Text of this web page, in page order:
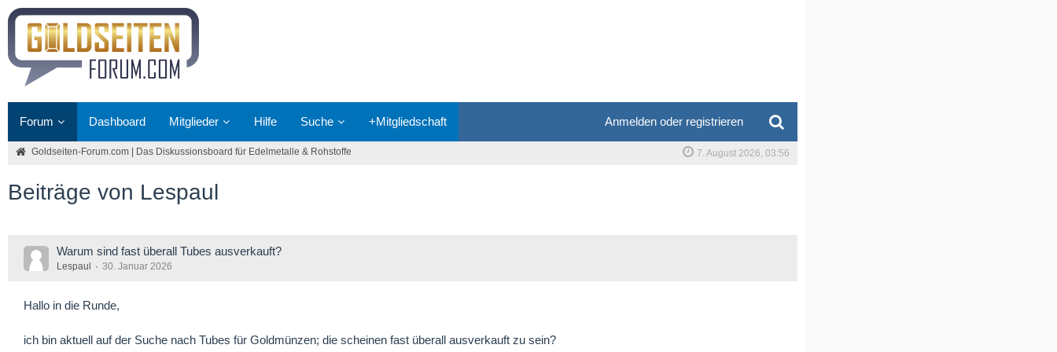
Forum Dashboard Mitglieder Hilfe Suche +Mitgliedschaft Anmelden oder registrieren
Goldseiten-Forum.com | Das Diskussionsboard für Edelmetalle & Rohstoffe 7. August 2026, 03:56
Beiträge von Lespaul
Warum sind fast überall Tubes ausverkauft?
Lespaul 30. Januar 2026
Hallo in die Runde,
ich bin aktuell auf der Suche nach Tubes für Goldmünzen; die scheinen fast überall ausverkauft zu sein?